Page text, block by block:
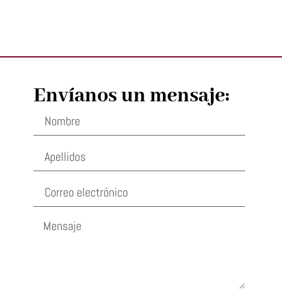
Envíanos un mensaje: